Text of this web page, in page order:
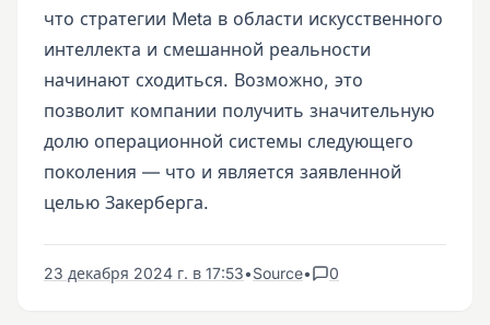
что стратегии Meta в области искусственного
интеллекта и смешанной реальности
начинают сходиться. Возможно, это
позволит компании получить значительную
долю операционной системы следующего
поколения — что и является заявленной
целью Закерберга.
23 декабря 2024 г. в 17:53•Source• 0